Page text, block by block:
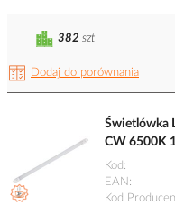
Dodaj do porównania
382 szt
Świetlówka
CW 6500K
Kod
EAN
Kod